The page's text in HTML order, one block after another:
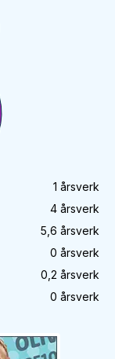
1 årsverk
4 årsverk
5,6 årsverk
0 årsverk
0,2 årsverk
0 årsverk